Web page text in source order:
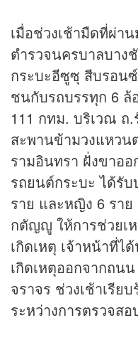
เมื่อช่วงเช้ามืดที่ผ่า
ตำรวจนครบาลบาง
กระบะอีซูซุ สีบรอน
ชนกับรถบรรทุก 6 ล้
111 กทม. บริเวณ ถ
สะพานข้ามวงแหวน
รามอินทรา ฝั่งขาอ
รถยนต์กระบะ ได้รับ
ราย และหญิง 6 รา
กตัญญู ให้การช่วยเ
เกิดเหตุ เจ้าหน้าที่ไ
เกิดเหตุออกจากถน
จราจร ช่วงเช้าเรีย
ระหว่างการตรวจสอ